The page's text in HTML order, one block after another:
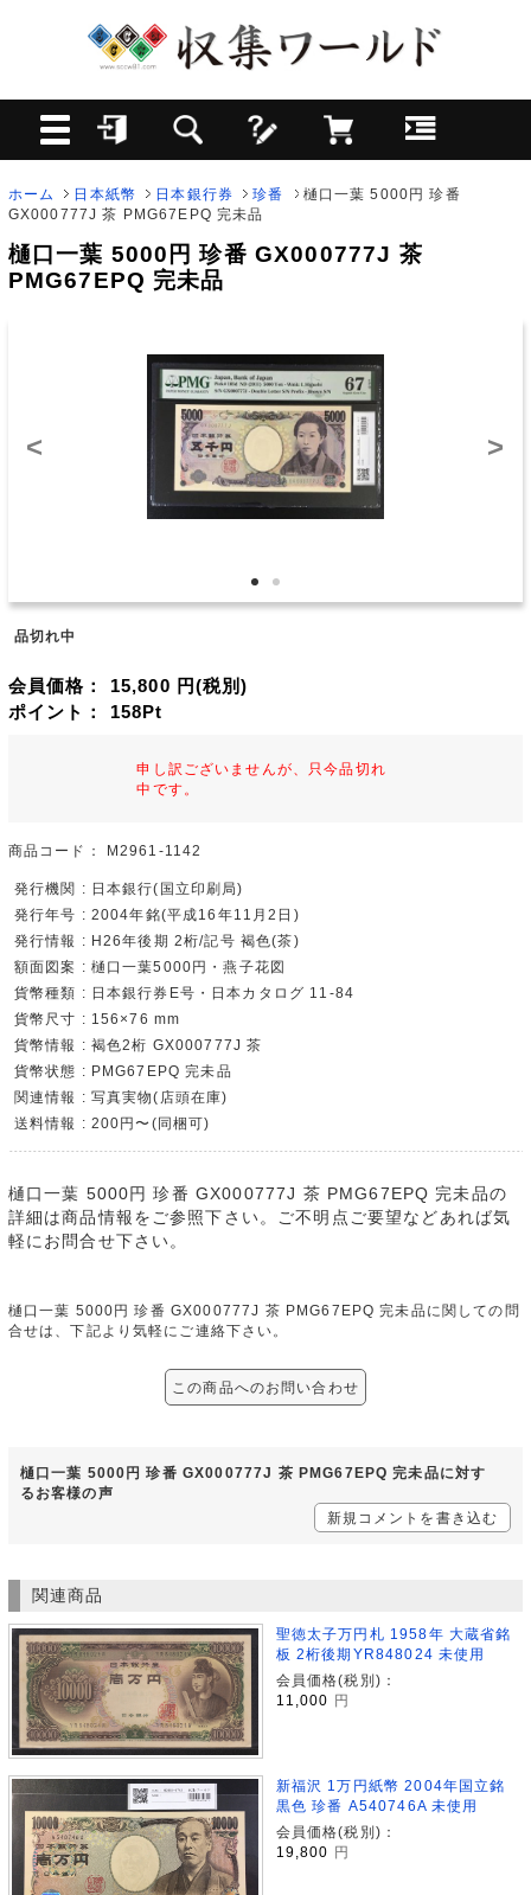
ホーム 日本紙幣 日本銀行券 珍番
樋口一葉 5000円 珍番 ​
GX000777J 茶 PMG67EPQ 完未品
樋口一葉 5000円 珍番 ​GX000777J 茶
PMG67EPQ 完未品
< >
品切れ中
会員価格： 15,800 円(税別)
ポイント： 158Pt
申し訳ございませんが、只今品切れ
中です。
商品コード： M2961-1142
発行機関 : 日本銀行(国立印刷局)
発行年号 : 2004年銘(平成16年11月2日)
発行情報 : H26年後期 2桁/記号 褐色(茶)
額面図案 : 樋口一葉5000円・燕子花図
貨幣種類 : 日本銀行券E号・日本カタログ 11-84
貨幣尺寸 : 156×76 mm
貨幣情報 : 褐色2桁 GX000777J 茶
貨幣状態 : PMG67EPQ 完未品
関連情報 : 写真実物(店頭在庫)
送料情報 : 200円〜(同梱可)
樋口一葉 5000円 珍番 GX000777J 茶 PMG67EPQ 完未品の
詳細は商品情報をご参照下さい。ご不明点ご要望などあれば気
軽にお問合せ下さい。
樋口一葉 5000円 珍番 ​GX000777J 茶 PMG67EPQ 完未品に関しての問
合せは、下記より気軽にご連絡下さい。
この商品へのお問い合わせ
樋口一葉 5000円 珍番 ​GX000777J 茶 PMG67EPQ 完未品に対す
るお客様の声
新規コメントを書き込む
関連商品
聖徳太子万円札 1958年 大蔵省銘
板 2桁後期YR848024 未使用
会員価格(税別)：
11,000
円
新福沢 1万円紙幣 2004年国立銘
黒色 珍番 A540746A 未使用
会員価格(税別)：
19,800 円